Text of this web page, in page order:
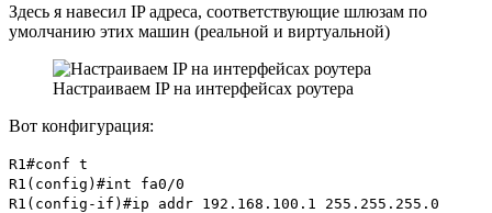
Здесь я навесил IP адреса, соответствующие шлюзам по
умолчанию этих машин (реальной и виртуальной)
Настраиваем IP на интерфейсах роутера
Вот конфигурация:
R1#conf t
R1(config)#int fa0/0
R1(config-if)#ip addr 192.168.100.1 255.255.255.0